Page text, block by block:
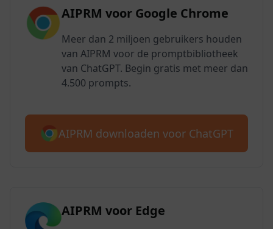
AIPRM voor Google Chrome
Meer dan 2 miljoen gebruikers houden
van AIPRM voor de promptbibliotheek
van ChatGPT. Begin gratis met meer dan
4.500 prompts.
AIPRM downloaden voor ChatGPT
AIPRM voor Edge